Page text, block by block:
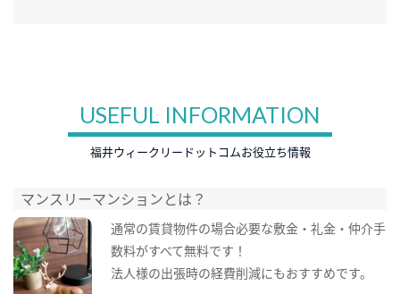
USEFUL INFORMATION
福井ウィークリードットコムお役立ち情報
マンスリーマンションとは？
通常の賃貸物件の場合必要な敷金・礼金・仲介手
数料がすべて無料です！
法人様の出張時の経費削減にもおすすめです。